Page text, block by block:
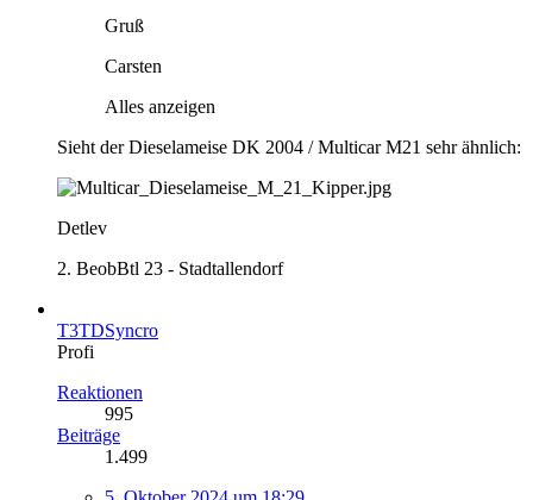
Gruß
Carsten
Alles anzeigen
Sieht der Dieselameise DK 2004 / Multicar M21 sehr ähnlich:
Detlev
2. BeobBtl 23 - Stadtallendorf
T3TDSyncro
Profi
Reaktionen
995
Beiträge
1.499